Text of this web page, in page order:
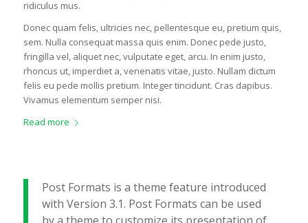
ridiculus mus.
Donec quam felis, ultricies nec, pellentesque eu, pretium quis,
sem. Nulla consequat massa quis enim. Donec pede justo,
fringilla vel, aliquet nec, vulputate eget, arcu. In enim justo,
rhoncus ut, imperdiet a, venenatis vitae, justo. Nullam dictum
felis eu pede mollis pretium. Integer tincidunt. Cras dapibus.
Vivamus elementum semper nisi.
Read more
Post Formats is a theme feature introduced
with Version 3.1. Post Formats can be used